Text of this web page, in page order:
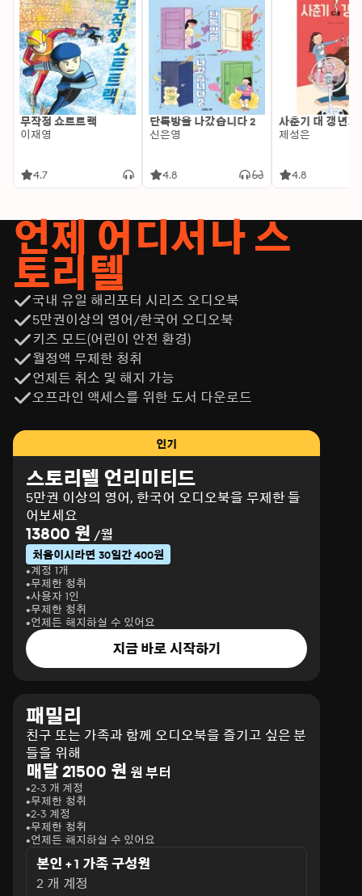
무작정 쇼트트랙
이재영
4.7
단톡방을 나갔습니다 2
신은영
4.8
사춘기 대 갱년기
제성은
4.8
언제 어디서나 스
토리텔
국내 유일 해리포터 시리즈 오디오북
5만권이상의 영어/한국어 오디오북
키즈 모드(어린이 안전 환경)
월정액 무제한 청취
언제든 취소 및 해지 가능
오프라인 액세스를 위한 도서 다운로드
인기
스토리텔 언리미티드
5만권 이상의 영어, 한국어 오디오북을 무제한 들
어보세요
13800 원 /월
처음이시라면 30일간 400원
계정 1개
무제한 청취
사용자 1인
무제한 청취
언제든 해지하실 수 있어요
지금 바로 시작하기
패밀리
친구 또는 가족과 함께 오디오북을 즐기고 싶은 분
들을 위해
매달 21500 원 원 부터
2-3 개 계정
무제한 청취
2-3 계정
무제한 청취
언제든 해지하실 수 있어요
본인 + 1 가족 구성원
2 개 계정